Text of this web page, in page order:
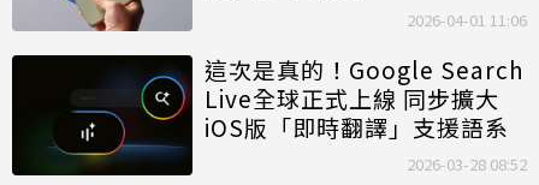
2026-04-01 11:06
這次是真的！Google Search
Live全球正式上線 同步擴大
iOS版「即時翻譯」支援語系
2026-03-28 08:52